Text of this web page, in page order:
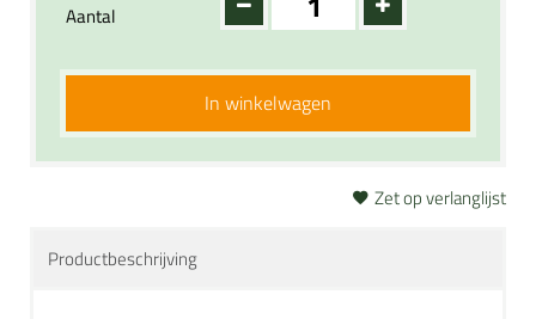
Aantal
In winkelwagen
Zet op verlanglijst
Productbeschrijving